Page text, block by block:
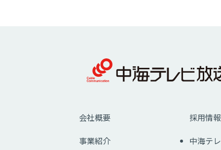
会社概要
事業紹介
採用情報
中海テ